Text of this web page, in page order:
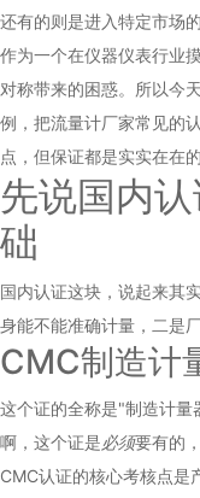
还有的则是进入特定市场
作为一个在仪器仪表行业
对称带来的困惑。所以今
例，把流量计厂家常见的
点，但保证都是实实在在
先说国内
础
国内认证这块，说起来其
身能不能准确计量，二是
CMC制造计
这个证的全称是"制造计
啊，这个证是必须要有的
CMC认证的核心考核点是